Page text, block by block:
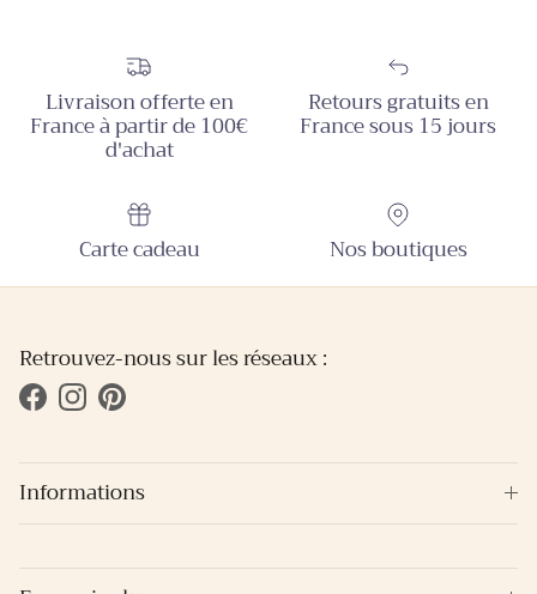
Livraison offerte en
France à partir de 100€
d'achat
Retours gratuits en
France sous 15 jours
Carte cadeau Nos boutiques
Retrouvez-nous sur les réseaux :
FacebookInstagramPinterest
Informations